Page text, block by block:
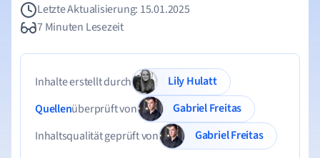
Letzte Aktualisierung: 15.01.2025
7 Minuten Lesezeit
Inhalte erstellt durch
Lily Hulatt
Quellenüberprüft von
Gabriel Freitas
Inhaltsqualität geprüft von
Gabriel Freitas